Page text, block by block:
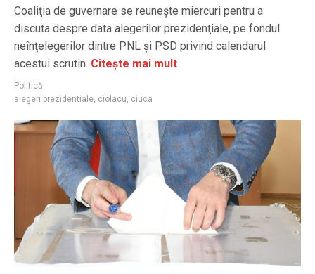
Coaliţia de guvernare se reuneşte miercuri pentru a
discuta despre data alegerilor prezidenţiale, pe fondul
neînţelegerilor dintre PNL şi PSD privind calendarul
acestui scrutin. Citește mai mult
Politică
alegeri prezidentiale, ciolacu, ciuca